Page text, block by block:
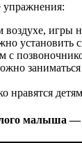
упражнения:
воздухе, игры
с
нравятся
малыша —